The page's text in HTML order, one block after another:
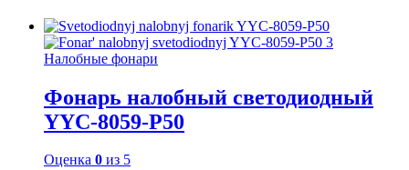
Налобные фонари
Фонарь налобный светодиодный
YYC-8059-P50
Оценка 0 из 5